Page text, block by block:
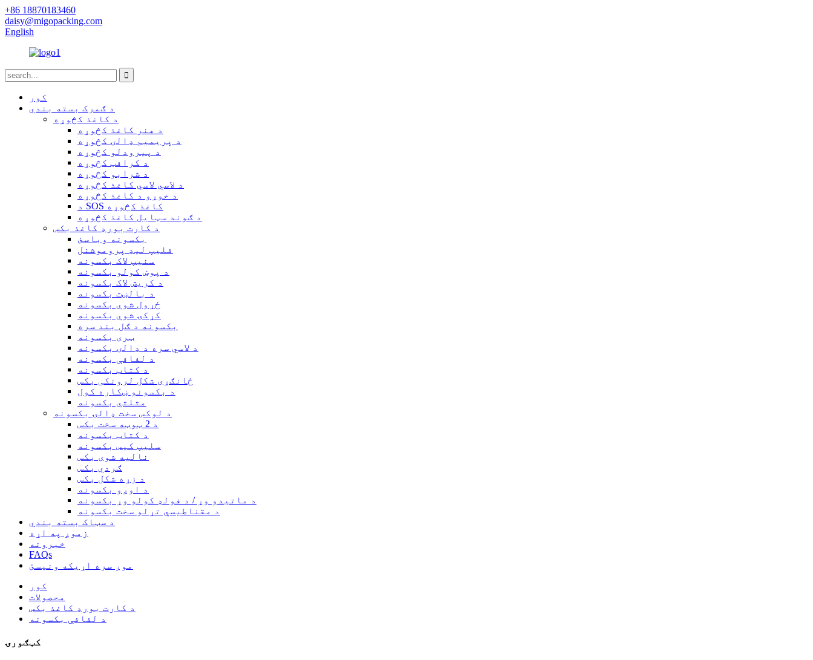
+86 18870183460
daisy@migopacking.com
English
کور
د ګمرک بسته بندي
د کاغذ کڅوړه
د هنر کاغذ کڅوړه
د پریمیم ډالۍ کڅوړه
د پیرودلو کڅوړه
د کرافټ کڅوړه
د شرابو کڅوړه
د لاسي لاسي کاغذ کڅوړه
د خوړو د کاغذ کڅوړه
د SOS کاغذ کڅوړه
د ګوند سټایل کاغذ کڅوړه
د کارت بورډ کاغذ بکس
بکسونه وباسئ
فلیپ لیډ پروموشنل
سنیپ لاک بکسونه
د پوښ کولو بکسونه
د کریش لاک بکسونه
د بالښت بکسونه
ځړول شوي بکسونه
کړکۍ شوي بکسونه
بکسونه د ګل بند سره
ټری بکسونه
د لاسي سره د ډالۍ بکسونه
د لفافې بکسونه
د کتاب بکسونه
ځانګړی شکل لرونکی بکس
د بکسونو ښکاره کول
مثلثي بکسونه
د لوکس سخت ډالۍ بکسونه
د 2 ټوټه سخت بکس
د کتاب بکسونه
سلیپ کیس بکسونه
نالیه شوی بکس
ګردي بکس
د زړه شکل بکس
د اوږو بکسونه
د ماتیدو وړ / د فولډ کولو وړ بکسونه
د مقناطیسي تړلو سخت بکسونه
د سټاک بسته بندي
زموږ په اړه
خبرونه
FAQs
موږ سره اړیکه ونیسئ
کور
محصولات
د کارت بورډ کاغذ بکس
د لفافې بکسونه
کټګورۍ